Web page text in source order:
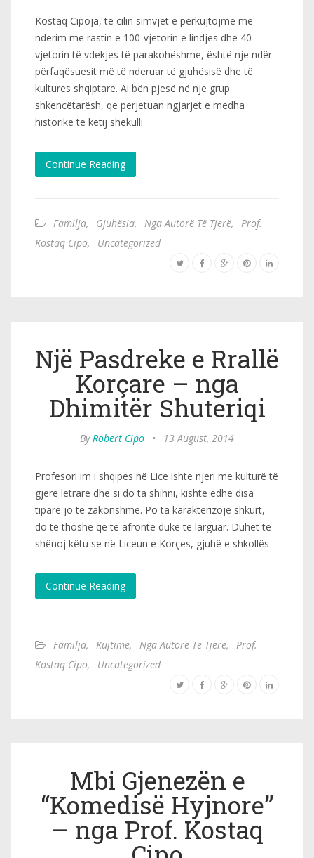
Kostaq Cipoja, të cilin simvjet e përkujtojmë me
nderim me rastin e 100-vjetorin e lindjes dhe 40-
vjetorin të vdekjes të parakohëshme, është një ndër
përfaqësuesit më të nderuar të gjuhësisë dhe të
kulturës shqiptare. Ai bën pjesë në një grup
shkencëtarësh, që përjetuan ngjarjet e mëdha
historike të këtij shekulli
Continue Reading
Familja, Gjuhësia, Nga Autorë Të Tjerë,
Prof.
Kostaq Cipo, Uncategorized
Një Pasdreke e Rrallë
Korçare – nga
Dhimitër Shuteriqi
ByRobert Cipo • 13 August, 2014
Profesori im i shqipes në Lice ishte njeri me kulturë të
gjerë letrare dhe si do ta shihni, kishte edhe disa
tipare jo të zakonshme. Po ta karakterizoje shkurt,
do të thoshe që të afronte duke të larguar. Duhet të
shënoj këtu se në Liceun e Korçës, gjuhë e shkollës
Continue Reading
Familja, Kujtime, Nga Autorë Të Tjerë,
Prof.
Kostaq Cipo, Uncategorized
Mbi Gjenezën e
“Komedisë Hyjnore”
– nga Prof. Kostaq